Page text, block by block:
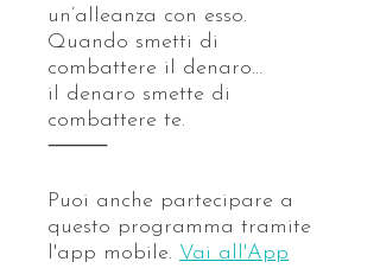
un’alleanza con esso.
Quando smetti di
combattere il denaro…
il denaro smette di
combattere te.
⸻
Puoi anche partecipare a
questo programma tramite
l'app mobile. Vai all'App